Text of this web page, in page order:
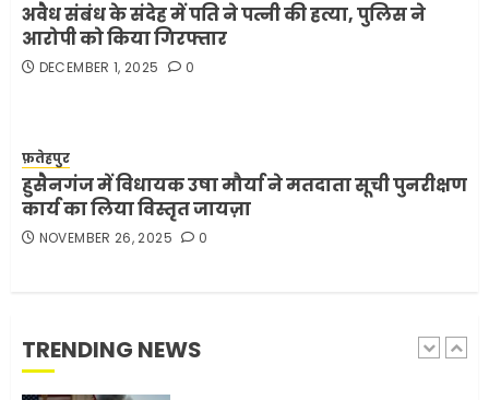
अवैध संबंध के संदेह में पति ने पत्नी की हत्या, पुलिस ने
आरोपी को किया गिरफ्तार
DECEMBER 1, 2025 0
फ़तेहपुर
हुसैनगंज में विधायक उषा मौर्या ने मतदाता सूची पुनरीक्षण
कार्य का लिया विस्तृत जायज़ा
NOVEMBER 26, 2025 0
TRENDING NEWS
4
5
1